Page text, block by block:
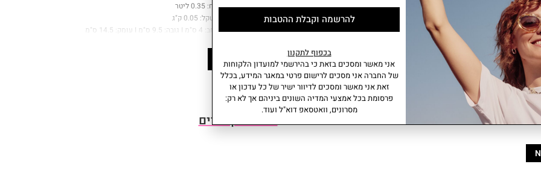
• תא ראשי עם סגירת רוכסן הנפתח לשלושה תאים.
• תא פנימי בעל סגירת רוכסן.
נפח: 0.35 ליטר
משקל: 0.05 ק"ג
רוחב: 4 ס"מ I גובה: 9.5 ס"מ I עומק: 14.5 ס"מ
עוד
מוצרים קשורים
להרשמה וקבלת ההטבות
בכפוף לתקנון
אני מאשר ומסכים בזאת כי בהירשמי למועדון הלקוחות
של החברה אני מסכים לרישום פרטי במאגר המידע, בכלל
זאת אני מאשר ומסכים לדיוור ישיר של כל עדכון או
פרסומת בכל אמצעי המדיה השונים ביניהם אך לא רק:
מסרונים, וואטסאפ דוא"ל ועוד.